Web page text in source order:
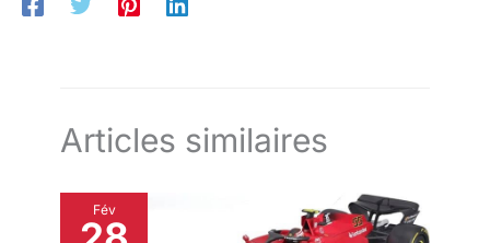
Alliant créativité, apprentissage
et ingénierie mécanique, ce kit
adolescents et amateurs de
voitures de sport. Parfait pour
partager un moment de
Articles similaires
Fév